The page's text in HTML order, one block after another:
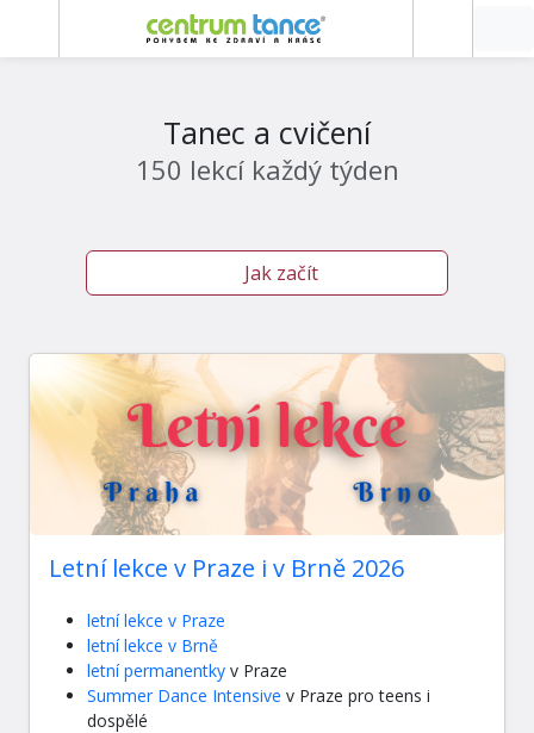
Tanec a cvičení
150 lekcí každý týden
Jak začít
Letní lekce v Praze i v Brně 2026
letní lekce v Praze
letní lekce v Brně
letní permanentky v Praze
Summer Dance Intensive v Praze pro teens i
dospělé